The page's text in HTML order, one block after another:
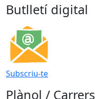
Butlletí digital
Subscriu-te
Plànol / Carrers